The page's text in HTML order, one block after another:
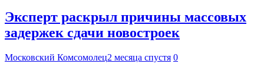
Эксперт раскрыл причины массовых
задержек сдачи новостроек
Московский Комсомолец2 месяца спустя 0